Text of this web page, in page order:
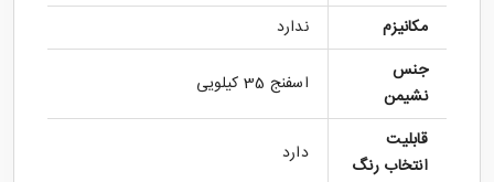
مکانیزم
ندارد
جنس
نشیمن
اسفنج 35 کیلویی
قابلیت
انتخاب رنگ
دارد